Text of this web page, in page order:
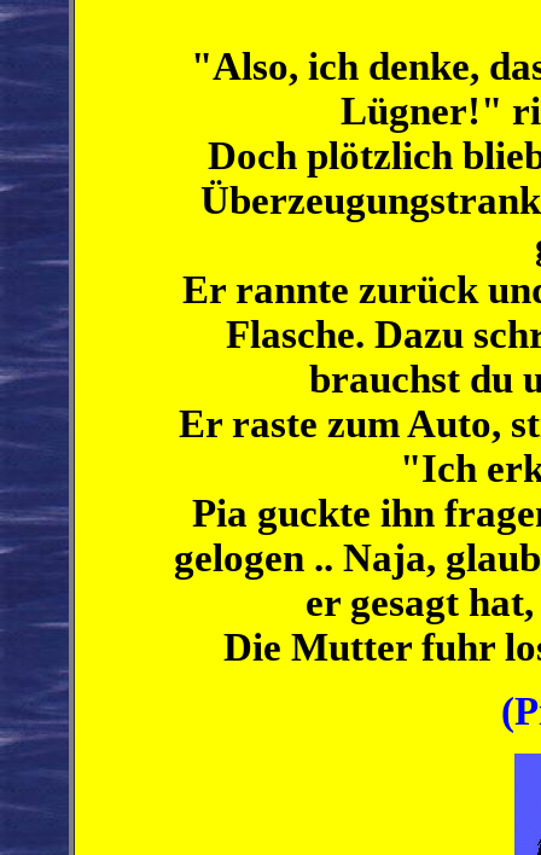
"Also, ich denke,
Lügner!"
Doch plötzlich
Er rannte zurück
Flasche. Dazu
brauchst du
Er raste zum Auto,
"Ich
Pia guckte ihn
gelogen .. Naja,
er gesagt
Die Mutter fuhr